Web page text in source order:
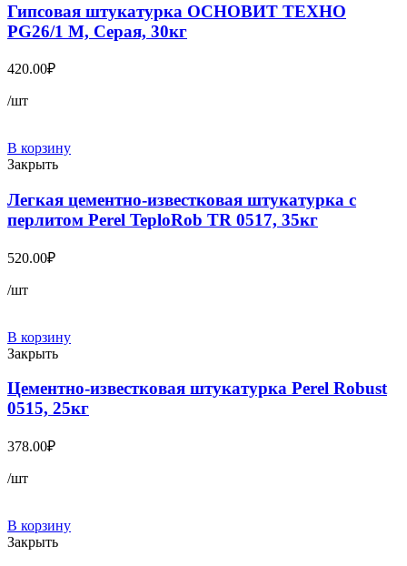
Гипсовая штукатурка ОСНОВИТ ТЕХНО
PG26/1 M, Серая, 30кг
420.00₽
/шт
В корзину
Закрыть
Легкая цементно-известковая штукатурка с
перлитом Perel TeploRob TR 0517, 35кг
520.00₽
/шт
В корзину
Закрыть
Цементно-известковая штукатурка Perel Robust
0515, 25кг
378.00₽
/шт
В корзину
Закрыть